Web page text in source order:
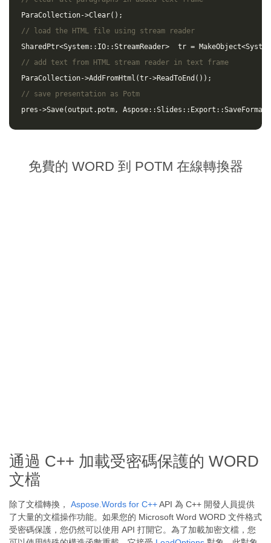
ParaCollection->Clear();
// load the HTML file using stream reader
SharedPtr<System:: IO::StreamReader> tr = MakeObject<System
// add text from HTML stream reader in text frame
ParaCollection->AddFromHtml (tr->ReadToEnd ());
// save presentation as Potm
pres ->Save(output . potm, Aspose::Slides :: Export ::SaveFormat
免費的 WORD 到 POTM 在線轉換器
通過 C++ 加載受密碼保護的 WORD
文檔
除了文檔轉換， Aspose.Words for C++API 為 C++ 開發人員提供
了大量的文檔操作功能。如果您的 Microsoft Word WORD 文件格式
受密碼保護，您仍然可以使用 API 打開它。為了加載加密文檔，您